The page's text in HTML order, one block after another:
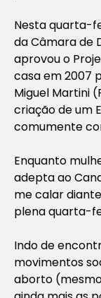
Nesta quarta-
da Câmara de
aprovou o
casa em 2007
Miguel Martini
criação de um
comumente
Enquanto
adepta ao
me calar
plena quarta-
Indo de
movimentos
aborto